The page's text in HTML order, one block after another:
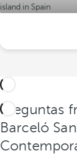
Preguntas
Barceló